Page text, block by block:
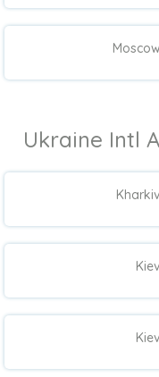
Moscow
Ukraine Intl
Kharkiv
Kiev
Kiev